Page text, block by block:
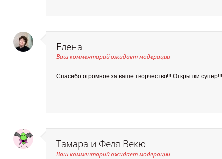
Елена
Ваш комментарий ожидает модерации
Спасибо огромное за ваше творчество!!! Открытки
Тамара и Федя Векю
Ваш комментарий ожидает модерации